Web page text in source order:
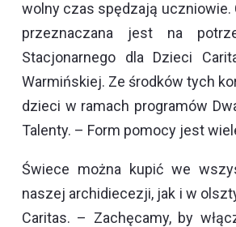
wolny czas spędzają uczniowie.
przeznaczana jest na
Stacjonarnego dla Dzieci
Warmińskiej. Ze środków tych
dzieci w ramach programów
Talenty. – Form pomocy jest
Świece można kupić we
naszej archidiecezji, jak i w
Caritas. – Zachęcamy, by